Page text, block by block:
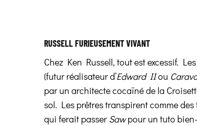
RUSSELL FURIEUSEMENT VIVANT
Chez Ken Russell, tout est excessif.
(futur réalisateur d’Edward IIou
par un architecte cocaïné de la
sol. Les prêtres transpirent comme
qui ferait passerSawpour un tuto